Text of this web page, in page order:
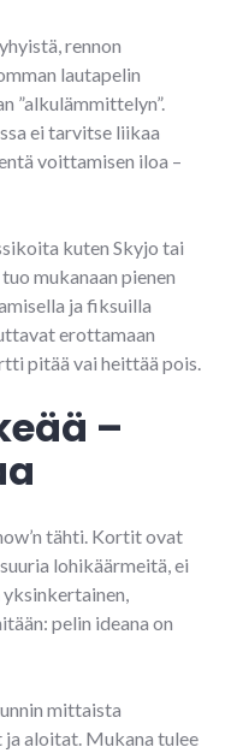
rennon
lautapelin
”alkulämmittelyn”.
ei tarvitse liikaa
voittamisen iloa –
kuten Skyjo tai
mukanaan pienen
ja fiksuilla
erottamaan
pitää vai heittää pois.
–
tähti. Kortit ovat
lohikäärmeitä, ei
pelin ideana on
mittaista
aloitat. Mukana tulee